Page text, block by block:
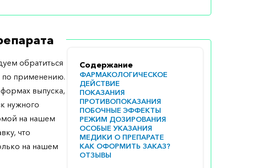
Содержание
ФАРМАКОЛОГИЧЕСКОЕ
ДЕЙСТВИЕ
ПОКАЗАНИЯ
ПРОТИВОПОКАЗАНИЯ
ПОБОЧНЫЕ ЭФФЕКТЫ
РЕЖИМ ДОЗИРОВАНИЯ
ОСОБЫЕ УКАЗАНИЯ
МЕДИКИ О ПРЕПАРАТЕ
КАК ОФОРМИТЬ ЗАКАЗ?
ОТЗЫВЫ
обратиться
по применению.
выпуска,
нужного
на нашем
что
на нашем